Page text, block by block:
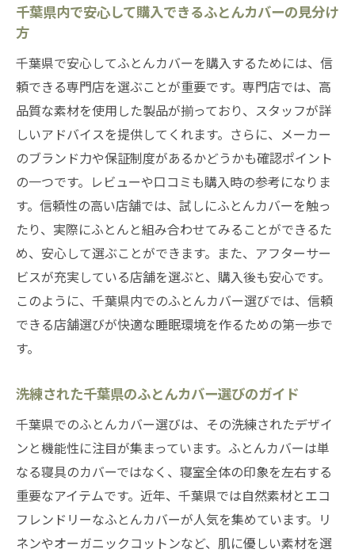
千葉県内で安心して購入できるふとんカバーの見分け
方
千葉県で安心してふとんカバーを購入するためには、信
頼できる専門店を選ぶことが重要です。専門店では、高
品質な素材を使用した製品が揃っており、スタッフが詳
しいアドバイスを提供してくれます。さらに、メーカー
のブランド力や保証制度があるかどうかも確認ポイント
の一つです。レビューや口コミも購入時の参考になりま
す。信頼性の高い店舗では、試しにふとんカバーを触っ
たり、実際にふとんと組み合わせてみることができるた
め、安心して選ぶことができます。また、アフターサー
ビスが充実している店舗を選ぶと、購入後も安心です。
このように、千葉県内でのふとんカバー選びでは、信頼
できる店舗選びが快適な睡眠環境を作るための第一歩で
す。
洗練された千葉県のふとんカバー選びのガイド
千葉県でのふとんカバー選びは、その洗練されたデザイ
ンと機能性に注目が集まっています。ふとんカバーは単
なる寝具のカバーではなく、寝室全体の印象を左右する
重要なアイテムです。近年、千葉県では自然素材とエコ
フレンドリーなふとんカバーが人気を集めています。リ
ネンやオーガニックコットンなど、肌に優しい素材を選